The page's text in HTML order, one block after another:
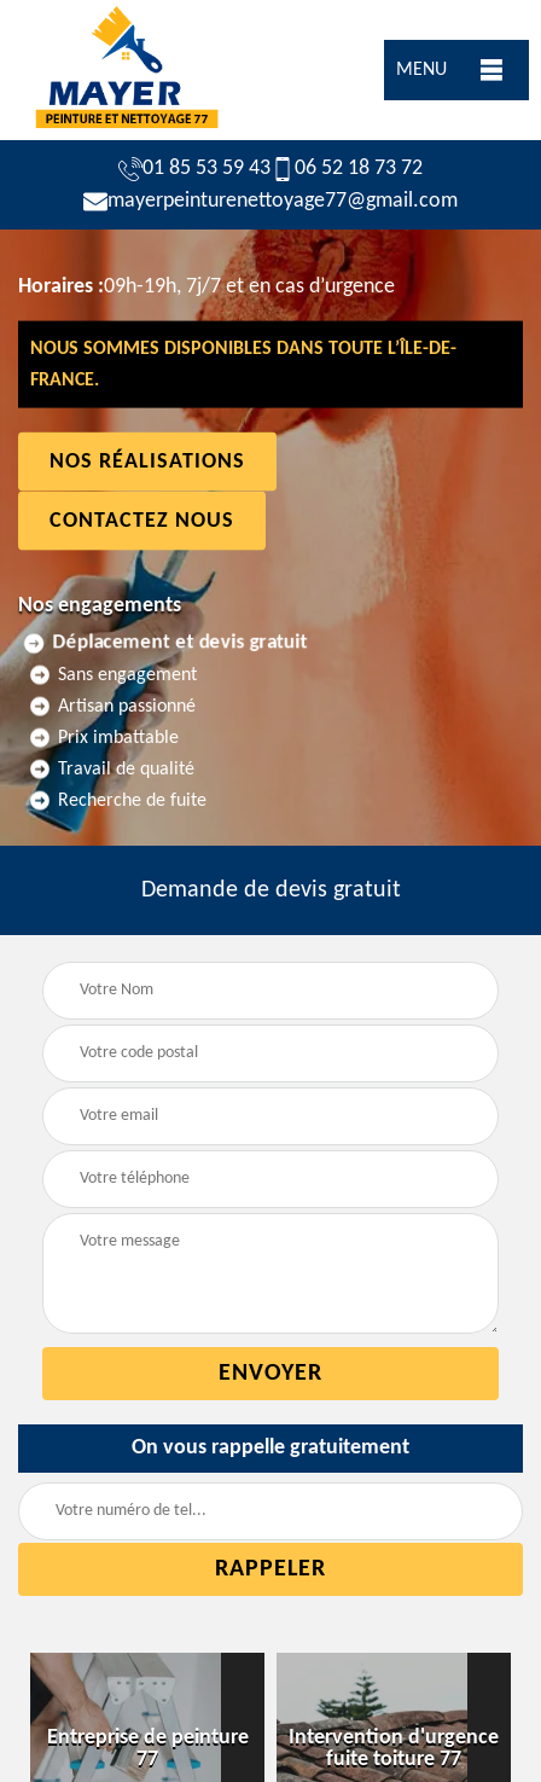
MENU
01 85 53 59 43
06 52 18 73 72
mayerpeinturenettoyage77@gmail.com
Horaires :09h-19h, 7j/7 et en cas d’urgence
NOUS SOMMES DISPONIBLES DANS TOUTE L’ÎLE-DE-
FRANCE.
NOS RÉALISATIONS
CONTACTEZ NOUS
Nos engagements
Déplacement et devis gratuit
Sans engagement
Artisan passionné
Prix imbattable
Travail de qualité
Recherche de fuite
Demande de devis gratuit
On vous rappelle gratuitement
Entreprise de peinture
77
Intervention d'urgence
fuite toiture 77